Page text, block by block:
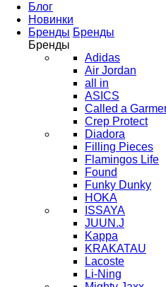
Блог
Новинки
Бренды Бренды
Бренды
Adidas
Air Jordan
all in
ASICS
Called a
Crep Protect
Diadora
Filling Pieces
Flamingos Life
Found
Funky Dunky
HOKA
ISSAYA
JUUN.J
Kappa
KRAKATAU
Lacoste
Li-Ning